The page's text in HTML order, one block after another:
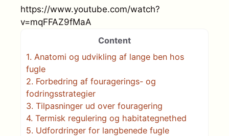
https://www.youtube.com/watch?
v=mqFFAZ9fMaA
Content
1. Anatomi og udvikling af lange ben hos
fugle
2. Forbedring af fouragerings- og
fodringsstrategier
3. Tilpasninger ud over fouragering
4. Termisk regulering og habitategnethed
5. Udfordringer for langbenede fugle